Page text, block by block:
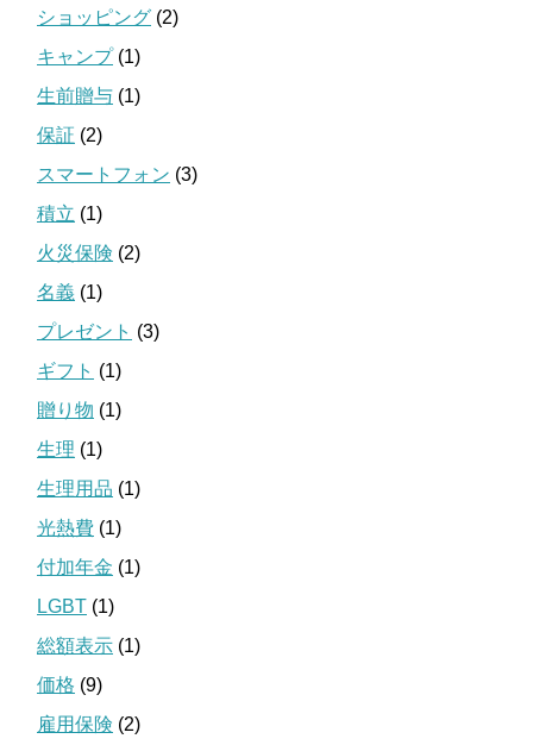
ショッピング (2)
キャンプ(1)
生前贈与 (1)
保証 (2)
スマートフォン (3)
積立 (1)
火災保険 (2)
名義 (1)
プレゼント (3)
ギフト (1)
贈り物 (1)
生理 (1)
生理用品 (1)
光熱費 (1)
付加年金 (1)
LGBT (1)
総額表示 (1)
価格 (9)
雇用保険 (2)